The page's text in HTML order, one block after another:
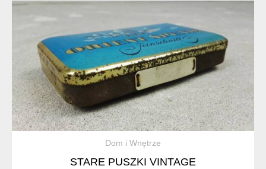
Dom i Wnętrze
STARE PUSZKI VINTAGE